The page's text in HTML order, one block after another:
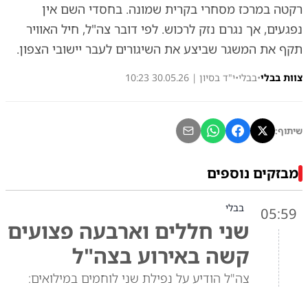
רקטה במרכז מסחרי בקרית שמונה. בחסדי השם אין
נפגעים, אך נגרם נזק לרכוש. לפי דובר צה"ל, חיל האוויר
תקף את המשגר שביצע את השיגורים לעבר יישובי הצפון.
צוות בבלי•בבלי•י"ד בסיון | 30.05.26 10:23
שיתוף:
מבזקים נוספים
05:59 בבלי
שני חללים וארבעה פצועים
קשה באירוע בצה"ל
צה"ל הודיע על נפילת שני לוחמים במילואים: